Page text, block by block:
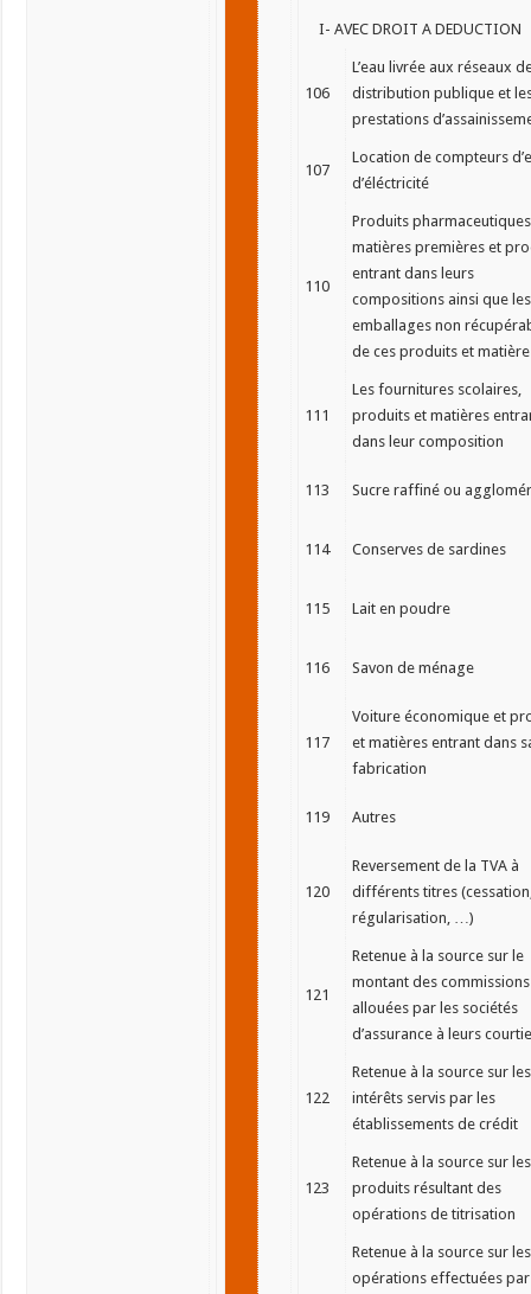
I- AVEC DROIT A DEDUCTION
106
L’eau livrée aux réseaux
distribution publique et
prestations
107
Location de compteurs
d’éléctricité
110
Produits
matières premières et
entrant dans leurs
compositions ainsi que les
emballages non
de ces produits et
111
Les fournitures scolaires,
produits et matières
dans leur composition
113 Sucre raffiné ou
114 Conserves de sardines
115 Lait en poudre
116 Savon de ménage
117
Voiture économique et
et matières entrant dans
fabrication
119 Autres
120
Reversement de la TVA à
différents titres
régularisation, …)
121
Retenue à la source sur le
montant des commissions
allouées par les sociétés
d’assurance à leurs
122
Retenue à la source sur les
intérêts servis par les
établissements de crédit
123
Retenue à la source sur les
produits résultant des
opérations de titrisation
Retenue à la source sur les
opérations effectuées